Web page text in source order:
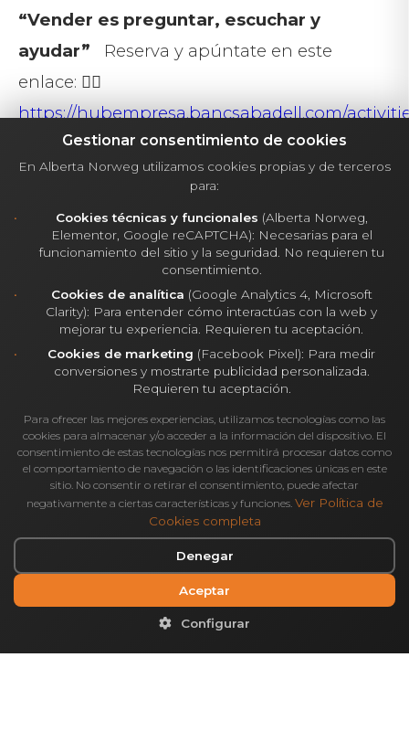
“Vender es preguntar, escuchar y
ayudar” Reserva y apúntate en este
enlace: 👉🏼
https://hubempresa.bancsabadell.com/
negro-sobre-blanco-una-vision-sin-colores-
del-mundo-de-las-ventas/
app=desktop&v=lFpdnCenTXE
Compartir:
2026 Copyright Alberta Norweg
Gestionar consentimiento de cookies
En Alberta Norweg utilizamos cookies propias y de terceros
para:
Cookies técnicas y funcionales (Alberta Norweg,
Elementor, Google reCAPTCHA): Necesarias para el
funcionamiento del sitio y la seguridad. No requieren tu
consentimiento.
Cookies de analítica (Google Analytics 4, Microsoft
Clarity): Para entender cómo interactúas con la web y
mejorar tu experiencia. Requieren tu aceptación.
Cookies de marketing (Facebook Pixel): Para medir
conversiones y mostrarte publicidad personalizada.
Requieren tu aceptación.
Para ofrecer las mejores experiencias, utilizamos tecnologías como las
cookies para almacenar y/o acceder a la información del dispositivo. El
consentimiento de estas tecnologías nos permitirá procesar datos como
el comportamiento de navegación o las identificaciones únicas en este
sitio. No consentir o retirar el consentimiento, puede afectar
negativamente a ciertas características y funciones. Ver Política de
Cookies completa
Configurar
Denegar
Aceptar